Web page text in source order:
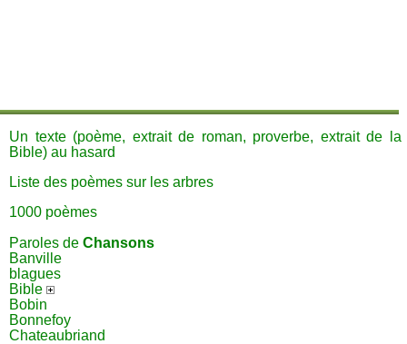
Un texte (poème, extrait de roman, proverbe, extrait de la
Bible) au hasard
Liste des poèmes sur les arbres
1000 poèmes
Paroles de Chansons
Banville
blagues
Bible
Bobin
Bonnefoy
Chateaubriand